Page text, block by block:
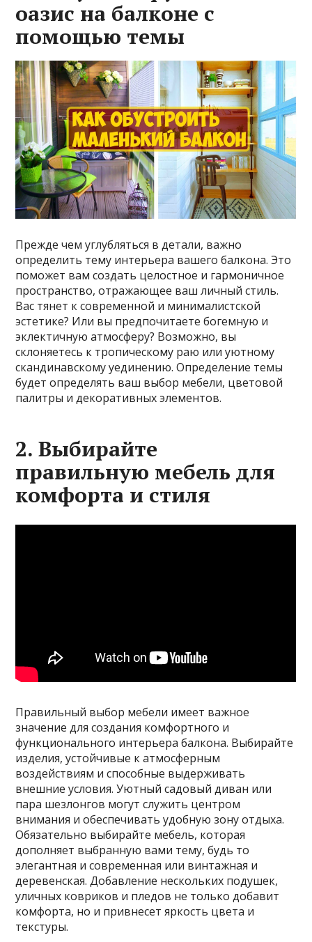
оазис на балконе с
помощью темы
Прежде чем углубляться в детали, важно
определить тему интерьера вашего балкона. Это
поможет вам создать целостное и гармоничное
пространство, отражающее ваш личный стиль.
Вас тянет к современной и минималистской
эстетике? Или вы предпочитаете богемную и
эклектичную атмосферу? Возможно, вы
склоняетесь к тропическому раю или уютному
скандинавскому уединению. Определение темы
будет определять ваш выбор мебели, цветовой
палитры и декоративных элементов.
2. Выбирайте
правильную мебель для
комфорта и стиля
Правильный выбор мебели имеет важное
значение для создания комфортного и
функционального интерьера балкона. Выбирайте
изделия, устойчивые к атмосферным
воздействиям и способные выдерживать
внешние условия. Уютный садовый диван или
пара шезлонгов могут служить центром
внимания и обеспечивать удобную зону отдыха.
Обязательно выбирайте мебель, которая
дополняет выбранную вами тему, будь то
элегантная и современная или винтажная и
деревенская. Добавление нескольких подушек,
уличных ковриков и пледов не только добавит
комфорта, но и привнесет яркость цвета и
текстуры.